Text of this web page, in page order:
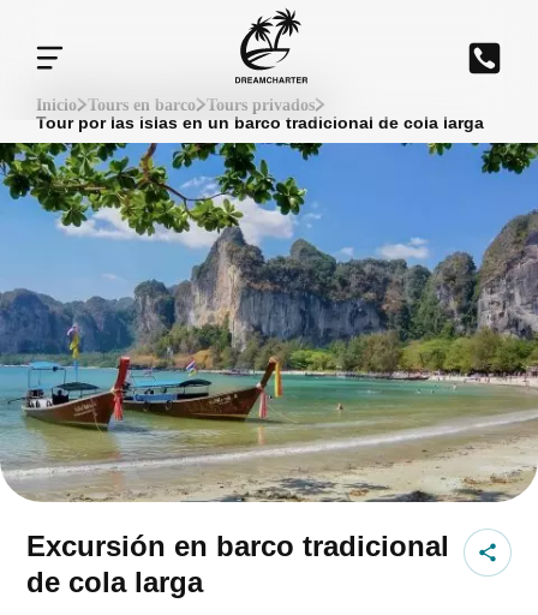
Inicio Tours en barco Tours privados
Tour por las islas en un barco tradicional de cola larga
Excursión en barco tradicional
de cola larga